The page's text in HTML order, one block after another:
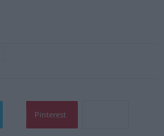
Pinterest